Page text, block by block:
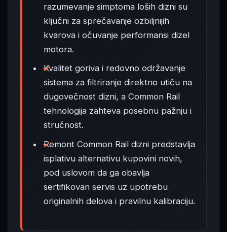
razumevanje simptoma loših dizni su
ključni za sprečavanje ozbiljnijih
kvarova i očuvanje performansi dizel
motora.
Kvalitet goriva i redovno održavanje
sistema za filtriranje direktno utiču na
dugovečnost dizni, a Common Rail
tehnologija zahteva posebnu pažnju i
stručnost.
Remont Common Rail dizni predstavlja
isplativu alternativu kupovini novih,
pod uslovom da ga obavlja
sertifikovan servis uz upotrebu
originalnih delova i pravilnu kalibraciju.